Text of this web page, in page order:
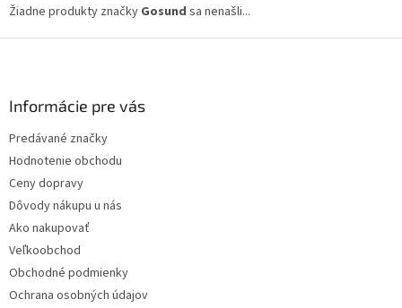
Žiadne produkty značky Gosund sa nenašli...
Informácie pre vás
Predávané značky
Hodnotenie obchodu
Ceny dopravy
Dôvody nákupu u nás
Ako nakupovať
Veľkoobchod
Obchodné podmienky
Ochrana osobných údajov